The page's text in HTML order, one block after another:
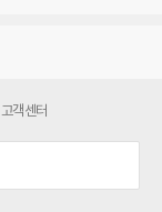
고객센터